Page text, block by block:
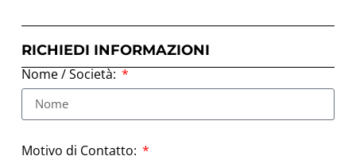
RICHIEDI INFORMAZIONI
Nome / Società:
Motivo di Contatto: